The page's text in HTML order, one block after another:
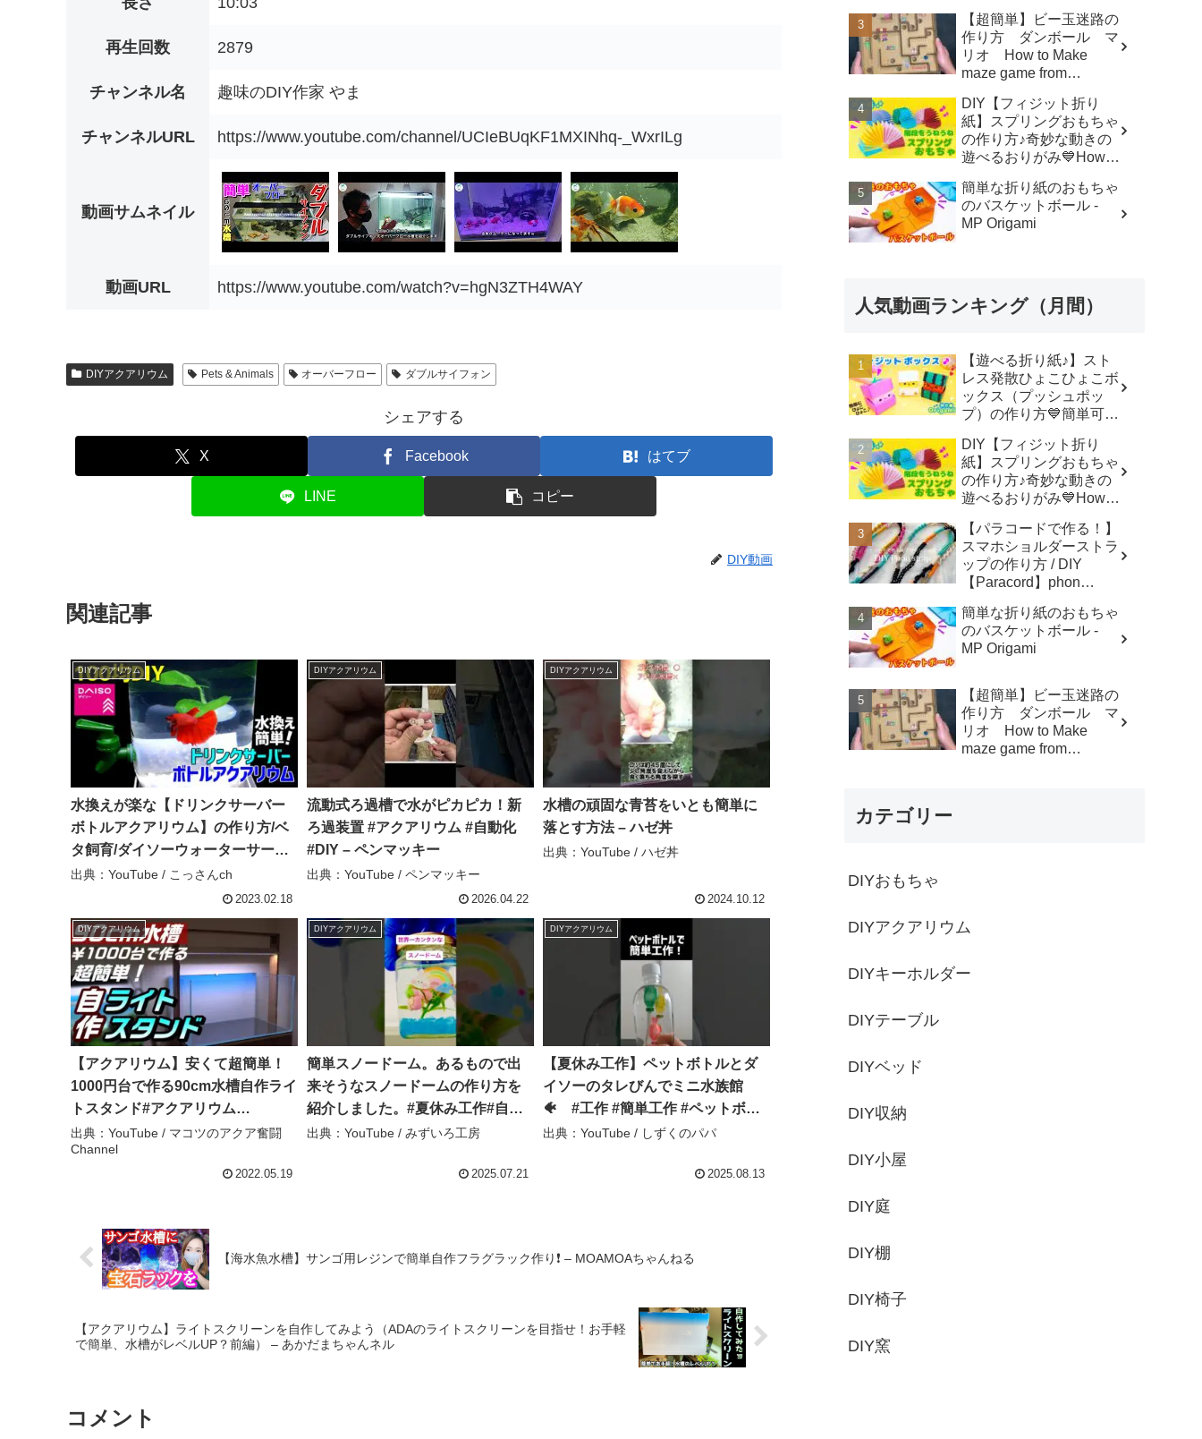
再生回数 2879
チャンネル名 趣味のDIY作家 やま
チャンネルURL https://www.youtube.com/channel/UCIeBUqKF1MXINhq-_WxrILg
動画サムネイル
動画URL https://www.youtube.com/watch?v=hgN3ZTH4WAY
DIYアクアリウム Pets & Animals オーバーフロー ダブルサイフォン
シェアする
X Facebook はてブ
LINE コピー
DIY動画
関連記事
DIYアクアリウム
水換えが楽な【ドリンクサーバー
ボトルアクアリウム】の作り方/ベ
タ飼育/ダイソーウォーターサーバ
ー/100均DIY – こっさんch
出典：YouTube / こっさんch
2023.02.18
DIYアクアリウム
流動式ろ過槽で水がピカピカ！新
ろ過装置 #アクアリウム #自動化
#DIY – ペンマッキー
出典：YouTube / ペンマッキー
2026.04.22
DIYアクアリウム
水槽の頑固な青苔をいとも簡単に
落とす方法 – ハゼ丼
出典：YouTube / ハゼ丼
2024.10.12
DIYアクアリウム
【アクアリウム】安くて超簡単！
1000円台で作る90cm水槽自作ライ
トスタンド#アクアリウム
#Aquarium#水草水槽#ライトスタ
ンド#90cm水槽 – マコツのアクア
出典：YouTube / マコツのアクア奮闘
Channel
2022.05.19
DIYアクアリウム
簡単スノードーム。あるもので出
来そうなスノードームの作り方を
紹介しました。#夏休み工作#自由
研究#スノードーム#吸水ビーズ#ワ
#waterbeads – みずいろ工房
出典：YouTube / みずいろ工房
2025.07.21
DIYアクアリウム
【夏休み工作】ペットボトルとダ
イソーのタレびんでミニ水族館
🐠 #工作 #簡単工作 #ペットボト
ル工作 #100均工作 – しずくのパパ
出典：YouTube / しずくのパパ
2025.08.13
【海水魚水槽】サンゴ用レジンで簡単自作フラグラック作り❗ – MOAMOAちゃんねる
【アクアリウム】ライトスクリーンを自作してみよう（ADAのライトスクリーンを目指せ！お手軽
で簡単、水槽がレベルUP？前編） – あかだまちゃんネル
コメント
made from origami (Pop-
it) 종이 접기로 만드는 팝
잇 - SodaCatOrigami 楽
しい折り紙♪
【超簡単】ビー玉迷路の
作り方 ダンボール マ
リオ How to Make
maze game from
MotoCrafts
DIY【フィジット折り
紙】スプリングおもちゃ
の作り方♪奇妙な動きの
遊べるおりがみ💙How to
Origami -
SodaCatOrigami 楽しい
折り紙♪
簡単な折り紙のおもちゃ
のバスケットボール -
MP Origami
人気動画ランキング（月間）
【遊べる折り紙♪】スト
レス発散ひょこひょこボ
ックス（プッシュポッ
プ）の作り方💙簡単可愛
made from origami (Pop-
it) 종이 접기로 만드는 팝
잇 - SodaCatOrigami 楽
しい折り紙♪
DIY【フィジット折り
紙】スプリングおもちゃ
の作り方♪奇妙な動きの
遊べるおりがみ💙How to
Origami -
SodaCatOrigami 楽しい
折り紙♪
【パラコードで作る！】
スマホショルダーストラ
ップの作り方 / DIY
【Paracord】phon
Macrame traveler Hikaru
簡単な折り紙のおもちゃ
のバスケットボール -
MP Origami
【超簡単】ビー玉迷路の
作り方 ダンボール マ
リオ How to Make
maze game from
カテゴリー
DIYおもちゃ
DIYアクアリウム
DIYキーホルダー
DIYテーブル
DIYベッド
DIY収納
DIY小屋
DIY庭
DIY棚
DIY椅子
DIY窯